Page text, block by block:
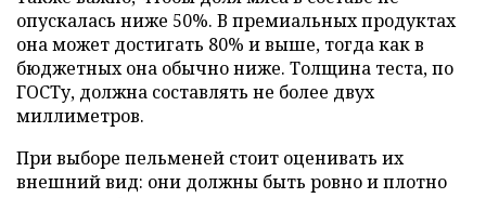
опускалась ниже 50%. В премиальных продуктах
она может достигать 80% и выше, тогда как в
бюджетных она обычно ниже. Толщина теста, по
ГОСТу, должна составлять не более двух
миллиметров.
При выборе пельменей стоит оценивать их
внешний вид: они должны быть ровно и плотно